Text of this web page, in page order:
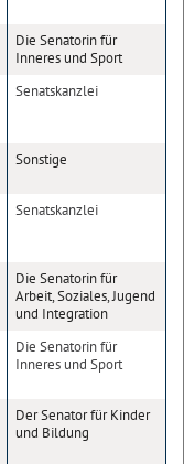
Die Senatorin für
Inneres und Sport
Senatskanzlei
Sonstige
Senatskanzlei
Die Senatorin für
Arbeit, Soziales, Jugend
und Integration
Die Senatorin für
Inneres und Sport
Der Senator für Kinder
und Bildung